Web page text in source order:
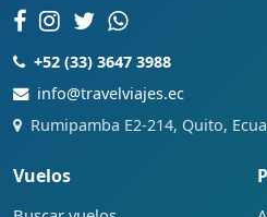
+52 (33) 3647 3988
info@travelviajes.ec
Rumipamba E2-214, Quito,
Vuelos